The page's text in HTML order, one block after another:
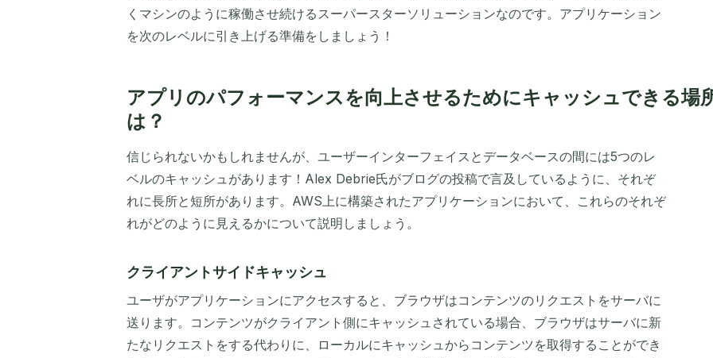
くマシンのように稼働させ続けるスーパースターソリューションなのです。アプリケーション
を次のレベルに引き上げる準備をしましょう！
アプリのパフォーマンスを向上させるためにキャッシュできる場
は？
信じられないかもしれませんが、ユーザーインターフェイスとデータベースの間には5つのレ
ベルのキャッシュがあります！Alex Debrie氏がブログの投稿で言及しているように、それぞ
れに長所と短所があります。AWS上に構築されたアプリケーションにおいて、これらのそれぞ
れがどのように見えるかについて説明しましょう。
クライアントサイドキャッシュ
ユーザがアプリケーションにアクセスすると、ブラウザはコンテンツのリクエストをサーバに
送ります。コンテンツがクライアント側にキャッシュされている場合、ブラウザはサーバに新
たなリクエストをする代わりに、ローカルにキャッシュからコンテンツを取得することができ